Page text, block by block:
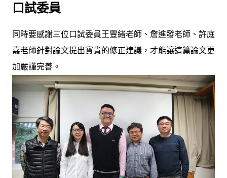
口試委員
同時要感謝三位口試委員王豐緒老師、詹進發老師、許庭
嘉老師針對論文提出寶貴的修正建議，才能讓這篇論文更
加嚴謹完善。